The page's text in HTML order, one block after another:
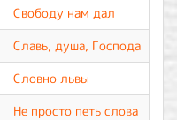
Свободу нам дал
Славь, душа, Господа
Словно львы
Не просто петь слова